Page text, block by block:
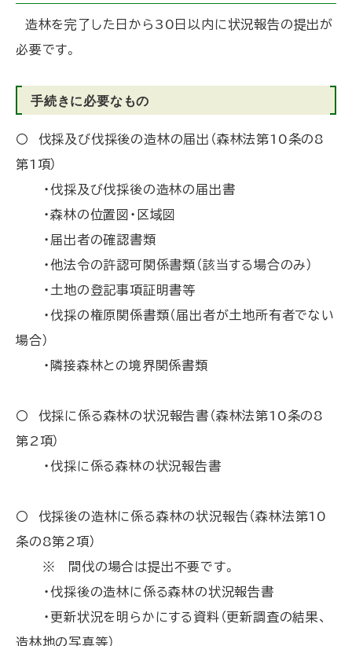
造林を完了した日から30日以内に状況報告の提出が
必要です。
手続きに必要なもの
〇 伐採及び伐採後の造林の届出（森林法第10条の8
第1項）
・伐採及び伐採後の造林の届出書
・森林の位置図・区域図
・届出者の確認書類
・他法令の許認可関係書類（該当する場合のみ）
・土地の登記事項証明書等
・伐採の権原関係書類（届出者が土地所有者でない
場合）
・隣接森林との境界関係書類
〇 伐採に係る森林の状況報告書（森林法第10条の8
第2項）
・伐採に係る森林の状況報告書
〇 伐採後の造林に係る森林の状況報告（森林法第10
条の8第2項）
※ 間伐の場合は提出不要です。
・伐採後の造林に係る森林の状況報告書
・更新状況を明らかにする資料（更新調査の結果、
造林地の写真等）